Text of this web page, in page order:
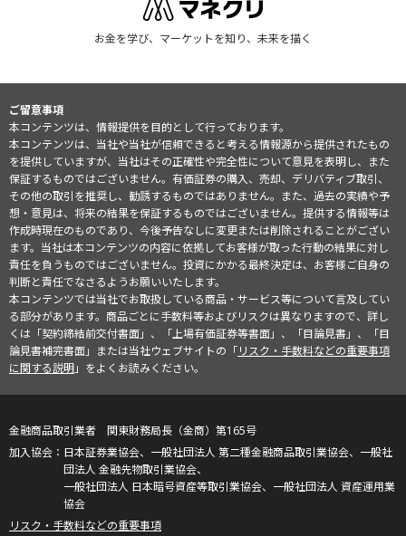
お金を学び、マーケットを知り、未来を描く
ご留意事項
本コンテンツは、情報提供を目的として行っております。
本コンテンツは、当社や当社が信頼できると考える情報源から提供されたもの
を提供していますが、当社はその正確性や完全性について意見を表明し、また
保証するものではございません。有価証券の購入、売却、デリバティブ取引、
その他の取引を推奨し、勧誘するものではありません。また、過去の実績や予
想・意見は、将来の結果を保証するものではございません。提供する情報等は
作成時現在のものであり、今後予告なしに変更または削除されることがござい
ます。当社は本コンテンツの内容に依拠してお客様が取った行動の結果に対し
責任を負うものではございません。投資にかかる最終決定は、お客様ご自身の
判断と責任でなさるようお願いいたします。
本コンテンツでは当社でお取扱している商品・サービス等について言及してい
る部分があります。商品ごとに手数料等およびリスクは異なりますので、詳し
くは「契約締結前交付書面」、「上場有価証券等書面」、「目論見書」、「目
論見書補完書面」または当社ウェブサイトの「リスク・手数料などの重要事項
に関する説明」をよくお読みください。
金融商品取引業者 関東財務局長（金商）第165号
日本証券業協会、一般社団法人 第二種金融商品取引業協会、一般社
団法人 金融先物取引業協会、
一般社団法人 日本暗号資産等取引業協会、一般社団法人 資産運用業
協会
リスク・手数料などの重要事項